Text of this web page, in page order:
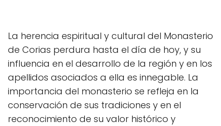
La herencia espiritual y cultural del Monasterio
de Corias perdura hasta el día de hoy, y su
influencia en el desarrollo de la región y en los
apellidos asociados a ella es innegable. La
importancia del monasterio se refleja en la
conservación de sus tradiciones y en el
reconocimiento de su valor histórico y